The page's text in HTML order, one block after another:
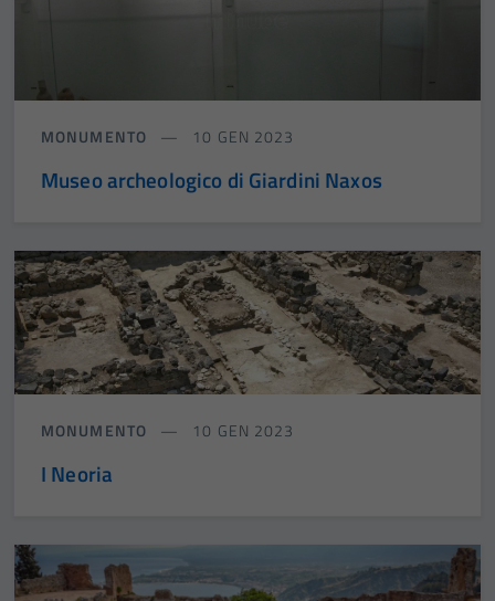
MONUMENTO 10 GEN 2023
Museo archeologico di Giardini Naxos
MONUMENTO 10 GEN 2023
I Neoria